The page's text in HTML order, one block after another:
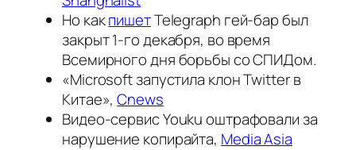
Но какпишетTelegraph гей-бар был
закрыт 1-го декабря, во время
Всемирного дня борьбы со СПИДом.
«Microsoft запустила клон Twitter в
Китае»,Cnews
Видео-сервис Youku оштрафовали за
нарушение копирайта, Media Asia